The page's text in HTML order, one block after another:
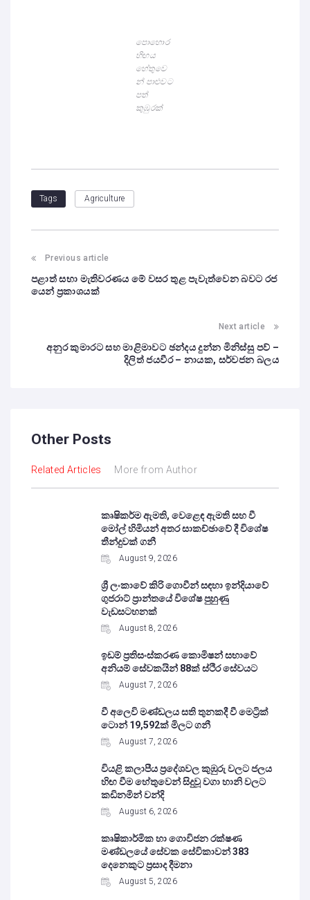
පොහොර
හිඟය
හේතුවෙ
න් පාළුවට
පත්
කුඹුරක්
Tags Agriculture
Previous article
පළාත් සභා මැතිවරණය මේ වසර තුළ පැවැත්වෙන බවට රජ
යෙන් ප්‍රකාශයක්
Next article
අනුර කුමාරට සහ මාළිමාවට ඡන්දය දුන්න මිනිස්සු පව් –
දිලිත් ජයවීර – නායක, සර්වජන බලය
Other Posts
Related Articles More from Author
කෘෂිකර්ම ඇමති, වෙළෙඳ ඇමති සහ වී
මෝල් හිමියන් අතර සාකච්ඡාවේ දී විශේෂ
තීන්දුවක් ගනී
August 9, 2026
ශ්‍රී ලංකාවේ කිරි ගොවීන් සඳහා ඉන්දියාවේ
ගුජරාට් ප්‍රාන්තයේ විශේෂ පුහුණු
වැඩසටහනක්
August 8, 2026
ඉඩම් ප්‍රතිසංස්කරණ කොමිෂන් සභාවේ
අනියම් සේවකයින් 88ක් ස්ථිර සේවයට
August 7, 2026
වී අලෙවි මණ්ඩලය සති තුනකදී වී මෙට්‍රික්
ටොන් 19,592ක් මිලට ගනී
August 7, 2026
වියළි කලාපීය ප්‍රදේශවල කුඹුරු වලට ජලය
හිඟ වීම හේතුවෙන් සිදුවූ වගා හානි වලට
කඩිනමින් වන්දි
August 6, 2026
කෘෂිකාර්මික හා ගොවිජන රක්ෂණ
මණ්ඩලයේ සේවක සේවිකාවන් 383
දෙනෙකුට ප්‍රසාද දීමනා
August 5, 2026